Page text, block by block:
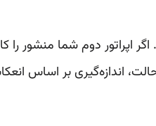
اپراتور دوم شما منشور را
اندازه‌گیری بر اساس